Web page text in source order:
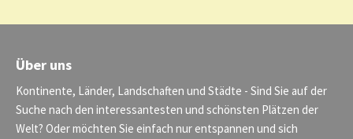
Über uns
Kontinente, Länder, Landschaften und Städte - Sind Sie auf der
Suche nach den interessantesten und schönsten Plätzen der
Welt? Oder möchten Sie einfach nur entspannen und sich